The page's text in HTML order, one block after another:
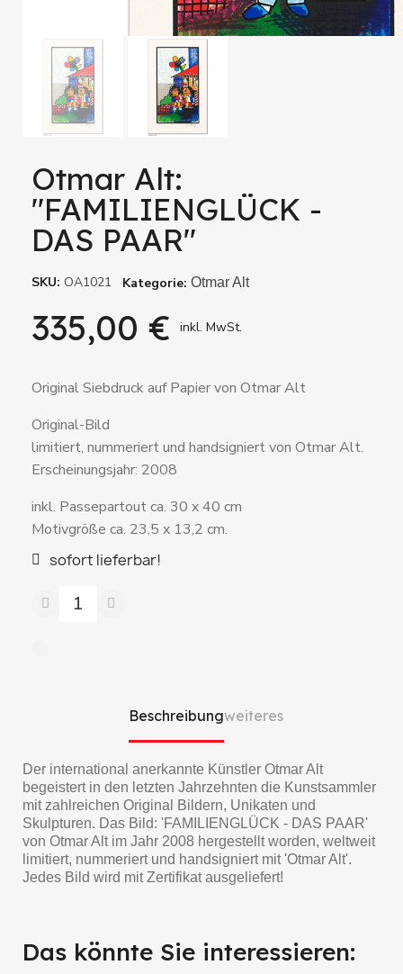
Otmar Alt:
"FAMILIENGLÜCK -
DAS PAAR"
SKU OA1021 Kategorie Otmar Alt
335,00 € inkl. MwSt.
Original Siebdruck auf Papier von Otmar Alt
Original-Bild
limitiert, nummeriert und handsigniert von Otmar Alt.
Erscheinungsjahr: 2008
inkl. Passepartout ca. 30 x 40 cm
Motivgröße ca. 23,5 x 13,2 cm.
sofort lieferbar!
Beschreibungweiteres
Der international anerkannte Künstler Otmar Alt
begeistert in den letzten Jahrzehnten die Kunstsammler
mit zahlreichen Original Bildern, Unikaten und
Skulpturen. Das Bild: 'FAMILIENGLÜCK - DAS PAAR'
von Otmar Alt im Jahr 2008 hergestellt worden, weltweit
limitiert, nummeriert und handsigniert mit 'Otmar Alt'.
Jedes Bild wird mit Zertifikat ausgeliefert!
Das könnte Sie interessieren: